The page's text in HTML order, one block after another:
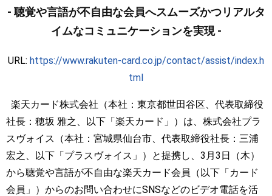
- 聴覚や言語が不自由な会員へスムーズかつリアルタ
イムなコミュニケーションを実現 -
URL: https://www.rakuten-card.co.jp/contact/assist/index.h
tml
楽天カード株式会社（本社：東京都世田谷区、代表取締役
社長：穂坂 雅之、以下「楽天カード」）は、株式会社プラ
スヴォイス（本社：宮城県仙台市、代表取締役社長：三浦
宏之、以下「プラスヴォイス」）と提携し、3月3日（木）
から聴覚や言語が不自由な楽天カード会員（以下「カード
会員」）からのお問い合わせにSNSなどのビデオ電話を活